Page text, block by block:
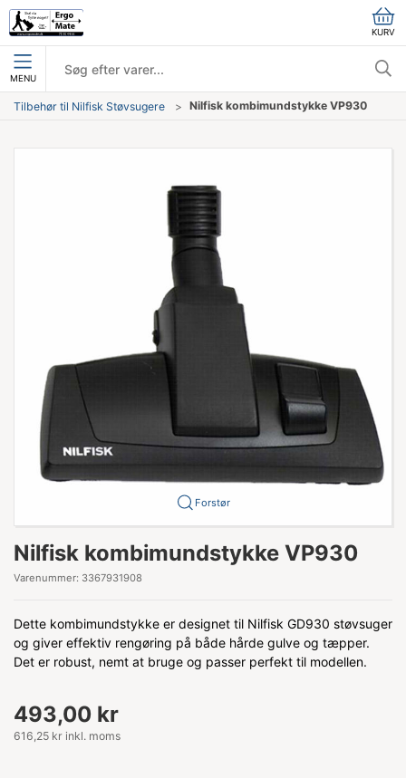
KURV
MENU
Tilbehør til Nilfisk Støvsugere Nilfisk kombimundstykke VP930
Forstør
Nilfisk kombimundstykke VP930
Varenummer: 3367931908
Dette kombimundstykke er designet til Nilfisk GD930 støvsuger
og giver effektiv rengøring på både hårde gulve og tæpper.
Det er robust, nemt at bruge og passer perfekt til modellen.
493,00 kr
616,25 kr inkl. moms